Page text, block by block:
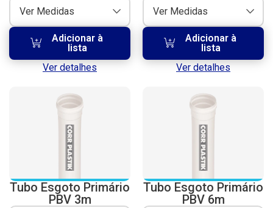
Ver Medidas
Adicionar à
lista
Ver detalhes
Ver Medidas
Adicionar à
lista
Ver detalhes
Tubo Esgoto Primário
PBV 3m
Tubo Esgoto Primário
PBV 6m